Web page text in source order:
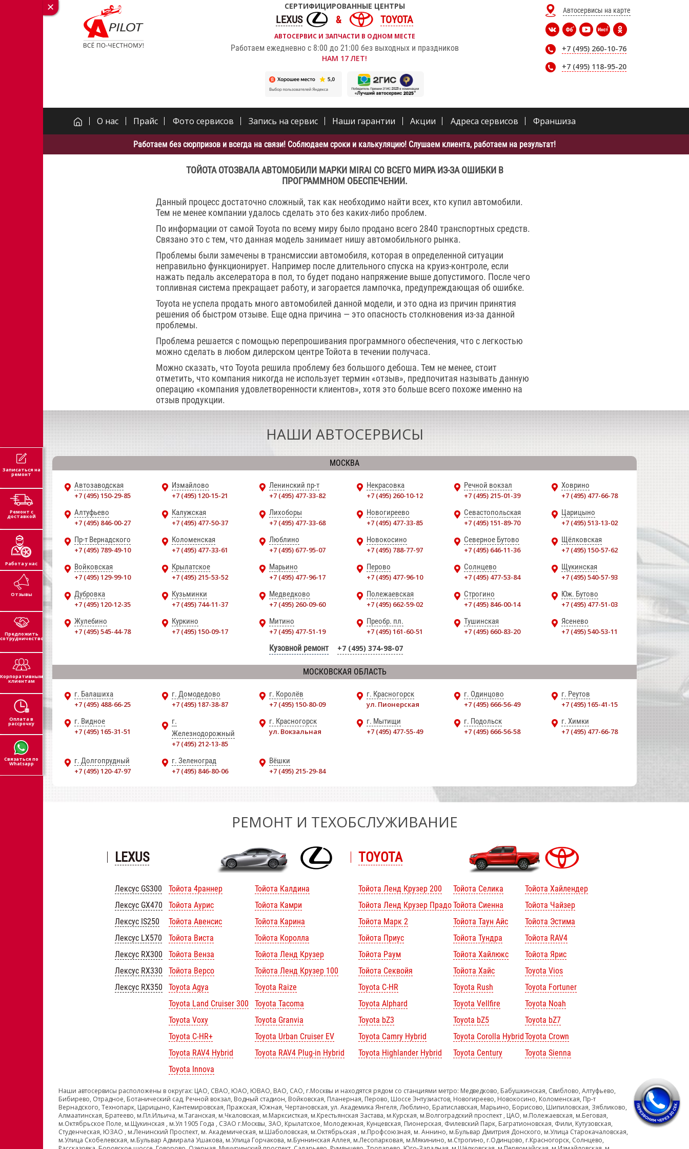
СЕРТИФИЦИРОВАННЫЕ ЦЕНТРЫ
LEXUS TOYOTA
АВТОСЕРВИС И ЗАПЧАСТИ В ОДНОМ МЕСТЕ
Работаем ежедневно с 8:00 до 21:00 без выходных и праздников
НАМ 17 ЛЕТ!
Автосервисы на карте
+7 (495) 260-10-76
+7 (495) 118-95-20
О нас Прайс Фото сервисов Запись на сервис Наши гарантии Акции Адреса сервисов Франшиза
Работаем без сюрпризов и всегда на связи! Соблюдаем сроки и калькуляцию! Слушаем клиента, работаем на результат!
ТОЙОТА ОТОЗВАЛА АВТОМОБИЛИ МАРКИ MIRAI СО ВСЕГО МИРА ИЗ-ЗА ОШИБКИ В
ПРОГРАММНОМ ОБЕСПЕЧЕНИИ.
Данный процесс достаточно сложный, так как необходимо найти всех, кто купил автомобили.
Тем не менее компании удалось сделать это без каких-либо проблем.
По информации от самой Toyota по всему миру было продано всего 2840 транспортных средств.
Связано это с тем, что данная модель занимает нишу автомобильного рынка.
Проблемы были замечены в трансмиссии автомобиля, которая в определенной ситуации
неправильно функционирует. Например после длительного спуска на круиз-контроле, если
нажать педаль акселератора в пол, то будет подано напряжение выше допустимого. После чего
топливная система прекращает работу, и загорается лампочка, предупреждающая об ошибке.
Toyota не успела продать много автомобилей данной модели, и это одна из причин принятия
решения об быстром отзыве. Еще одна причина — это опасность столкновения из-за данной
проблемы.
Проблема решается с помощью перепрошивания программного обеспечения, что с легкостью
можно сделать в любом дилерском центре Тойота в течении получаса.
Можно сказать, что Toyota решила проблему без большого дебоша. Тем не менее, стоит
отметить, что компания никогда не использует термин «отзыв», предпочитая называть данную
операцию «компания удовлетворенности клиентов», хотя это больше всего похоже именно на
отзыв продукции.
НАШИ АВТОСЕРВИСЫ
МОСКВА
Автозаводская
+7 (495) 150-29-85
Измайлово
+7 (495) 120-15-21
Ленинский пр-т
+7 (495) 477-33-82
Некрасовка
+7 (495) 260-10-12
Речной вокзал
+7 (495) 215-01-39
Ховрино
+7 (495) 477-66-78
Алтуфьево
+7 (495) 846-00-27
Калужская
+7 (495) 477-50-37
Лихоборы
+7 (495) 477-33-68
Новогиреево
+7 (495) 477-33-85
Севастопольская
+7 (495) 151-89-70
Царицыно
+7 (495) 513-13-02
Пр-т Вернадского
+7 (495) 789-49-10
Коломенская
+7 (495) 477-33-61
Люблино
+7 (495) 677-95-07
Новокосино
+7 (495) 788-77-97
Северное Бутово
+7 (495) 646-11-36
Щёлковская
+7 (495) 150-57-62
Войковская
+7 (495) 129-99-10
Крылатское
+7 (495) 215-53-52
Марьино
+7 (495) 477-96-17
Перово
+7 (495) 477-96-10
Солнцево
+7 (495) 477-53-84
Щукинская
+7 (495) 540-57-93
Дубровка
+7 (495) 120-12-35
Кузьминки
+7 (495) 744-11-37
Медведково
+7 (495) 260-09-60
Полежаевская
+7 (495) 662-59-02
Строгино
+7 (495) 846-00-14
Юж. Бутово
+7 (495) 477-51-03
Жулебино
+7 (495) 545-44-78
Куркино
+7 (495) 150-09-17
Митино
+7 (495) 477-51-19
Преобр. пл.
+7 (495) 161-60-51
Тушинская
+7 (495) 660-83-20
Ясенево
+7 (495) 540-53-11
Кузовной ремонт +7 (495) 374-98-07
МОСКОВСКАЯ ОБЛАСТЬ
г. Балашиха
+7 (495) 488-66-25
г. Домодедово
+7 (495) 187-38-87
г. Королёв
+7 (495) 150-80-09
г. Красногорск
ул. Пионерская
г. Одинцово
+7 (495) 666-56-49
г. Реутов
+7 (495) 165-41-15
г. Видное
+7 (495) 165-31-51
г.
Железнодорожный
+7 (495) 212-13-85
г. Красногорск
ул. Вокзальная
г. Мытищи
+7 (495) 477-55-49
г. Подольск
+7 (495) 666-56-58
г. Химки
+7 (495) 477-66-78
г. Долгопрудный
+7 (495) 120-47-97
г. Зеленоград
+7 (495) 846-80-06
Вёшки
+7 (495) 215-29-84
РЕМОНТ И ТЕХОБСЛУЖИВАНИЕ
LEXUS TOYOTA
Лексус GS300
Лексус GX470
Лексус IS250
Лексус LX570
Лексус RX300
Лексус RX330
Лексус RX350
Тойота 4раннер
Тойота Аурис
Тойота Авенсис
Тойота Виста
Тойота Венза
Тойота Версо
Toyota Agya
Toyota Land Cruiser 300
Toyota Voxy
Toyota C-HR+
Toyota RAV4 Hybrid
Toyota Innova
Тойота Калдина
Тойота Камри
Тойота Карина
Тойота Королла
Тойота Ленд Крузер
Тойота Ленд Крузер 100
Toyota Raize
Toyota Tacoma
Toyota Granvia
Toyota Urban Cruiser EV
Toyota RAV4 Plug-in Hybrid
Тойота Ленд Крузер 200
Тойота Ленд Крузер Прадо
Тойота Марк 2
Тойота Приус
Тойота Раум
Тойота Секвойя
Toyota C-HR
Toyota Alphard
Toyota bZ3
Toyota Camry Hybrid
Toyota Highlander Hybrid
Тойота Селика
Тойота Сиенна
Тойота Таун Айс
Тойота Тундра
Тойота Хайлюкс
Тойота Хайс
Toyota Rush
Toyota Vellfire
Toyota bZ5
Toyota Corolla Hybrid
Toyota Century
Тойота Хайлендер
Тойота Чайзер
Тойота Эстима
Тойота RAV4
Тойота Ярис
Toyota Vios
Toyota Fortuner
Toyota Noah
Toyota bZ7
Toyota Crown
Toyota Sienna
Наши автосервисы расположены в округах: ЦАО, СВАО, ЮАО, ЮВАО, ВАО, САО, г.Москвы и находятся рядом со станциями метро: Медведково, Бабушкинская, Свиблово, Алтуфьево,
Бибирево, Отрадное, Ботанический сад, Речной вокзал, Водный стадион, Войковская, Планерная, Перово, Шоссе Энтузиастов, Новогиреево, Новокосино, Коломенская, Пр-т
Вернадского, Технопарк, Царицыно, Кантемировская, Пражская, Южная, Чертановская, ул. Академика Янгеля, Люблино, Братиславская, Марьино, Борисово, Шипиловская, Зябликово,
Алмаатинская, Братеево, м.Пл.Ильича, м.Таганская, м.Чкаловская, м.Марксисткая, м.Крестьянская Застава, м.Курская, м.Волгоградский проспект , ЦАО, м.Полежаевская, м.Беговая,
м.Октябрьское Поле, м.Щукинская , м.Ул 1905 Года , СЗАО г.Москвы, ЗАО, Крылатское, Молодежная, Кунцевская, Пионерская, Филевский Парк, Багратионовская, Фили, Кутузовская,
Студенческая, ЮЗАО , м.Ленинский Проспект, м. Академическая, м.Шаболовская, м.Октябрьская , м.Профсоюзная, м. Аннино, м.Бульвар Дмитрия Донского, м.Улица Старокачаловская,
м.Улица Скобелевская, м.Бульвар Адмирала Ушакова, м.Улица Горчакова, м.Буннинская Аллея, м.Лесопарковая, м.Мякинино, м.Строгино, г.Одинцово, г.Красногорск, Солнцево,
Записаться на
ремонт
Ремонт с
доставкой
Работа у нас
Отзывы
Предложить
сотрудничество
Корпоративным
клиентам
Оплата в
рассрочку
Связаться по
Whatsapp